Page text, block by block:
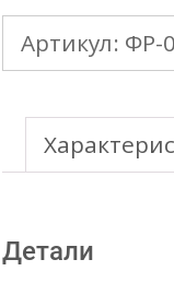
DOCKE
LUX
Угол
желоба
160гр
Артикул: ФР-
Детали